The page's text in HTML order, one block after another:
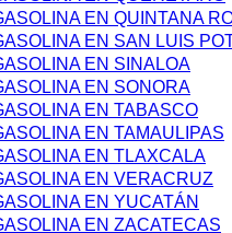
EN QUINTANA
EN SAN LUIS
EN SINALOA
EN SONORA
EN TABASCO
EN TAMAULIPAS
EN TLAXCALA
EN VERACRUZ
EN YUCATÁN
EN ZACATECAS